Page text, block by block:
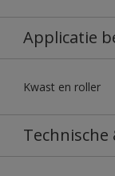
Applicatie
Kwast en roller